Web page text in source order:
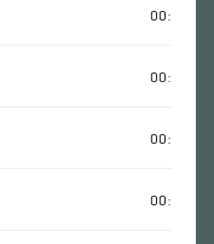
00:40:12
00:48:57
00:49:35
00:44:10